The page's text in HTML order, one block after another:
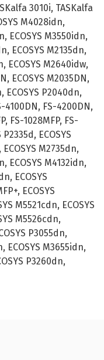
3010i, TASKalfa
M4028idn,
ECOSYS M3550idn,
ECOSYS M2135dn,
ECOSYS M2640idw,
ECOSYS M2035DN,
ECOSYS P2040dn,
4100DN, FS-4200DN,
FS-1028MFP, FS-
P2335d, ECOSYS
M2735dn,
ECOSYS M4132idn,
ECOSYS
ECOSYS
M5521cdn, ECOSYS
M5526cdn,
P3055dn,
ECOSYS M3655idn,
P3260dn,